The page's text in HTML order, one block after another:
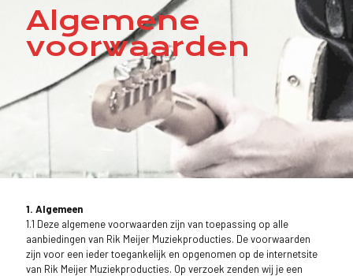
Algemene
voorwaarden
1. Algemeen
1.1 Deze algemene voorwaarden zijn van toepassing op alle
aanbiedingen van Rik Meijer Muziekproducties. De voorwaarden
zijn voor een ieder toegankelijk en opgenomen op de internetsite
van Rik Meijer Muziekproducties. Op verzoek zenden wij je een